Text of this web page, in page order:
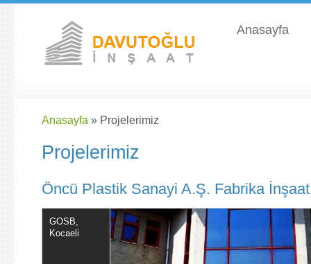
Ana içeriğe atla
Anasayfa
Anasayfa » Projelerimiz
Projelerimiz
Öncü Plastik Sanayi A.Ş. Fabrika
GOSB,
Kocaeli